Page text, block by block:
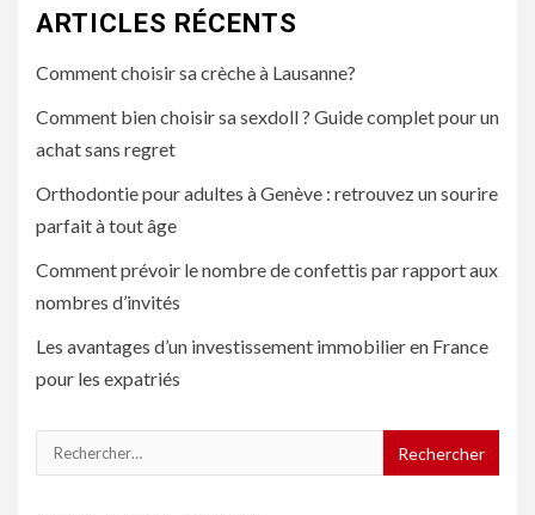
ARTICLES RÉCENTS
Comment choisir sa crèche à Lausanne?
Comment bien choisir sa sexdoll ? Guide complet pour un
achat sans regret
Orthodontie pour adultes à Genève : retrouvez un sourire
parfait à tout âge
Comment prévoir le nombre de confettis par rapport aux
nombres d’invités
Les avantages d’un investissement immobilier en France
pour les expatriés
Rechercher :